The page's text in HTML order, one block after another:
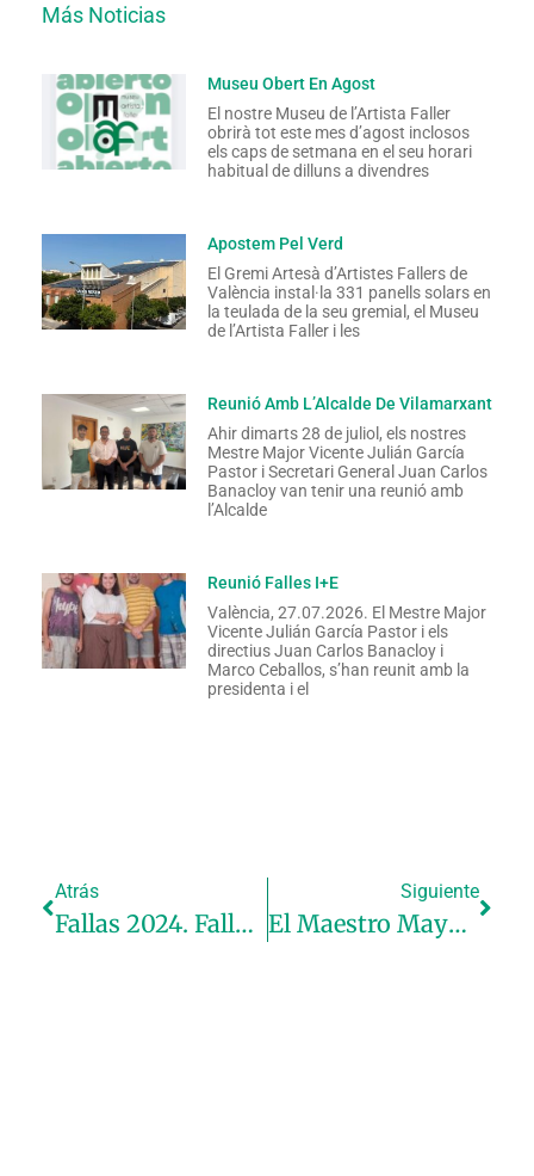
Más Noticias
Museu Obert En Agost
El nostre Museu de l’Artista Faller
obrirà tot este mes d’agost inclosos
els caps de setmana en el seu horari
habitual de dilluns a divendres
Apostem Pel Verd
El Gremi Artesà d’Artistes Fallers de
València instal·la 331 panells solars en
la teulada de la seu gremial, el Museu
de l’Artista Faller i les
Reunió Amb L’Alcalde De Vilamarxant
Ahir dimarts 28 de juliol, els nostres
Mestre Major Vicente Julián García
Pastor i Secretari General Juan Carlos
Banacloy van tenir una reunió amb
l’Alcalde
Reunió Falles I+E
València, 27.07.2026. El Mestre Major
Vicente Julián García Pastor i els
directius Juan Carlos Banacloy i
Marco Ceballos, s’han reunit amb la
presidenta i el
Atrás
Fallas 2024. Fallas Municipales
Siguiente
El Maestro Mayor Regino Mas